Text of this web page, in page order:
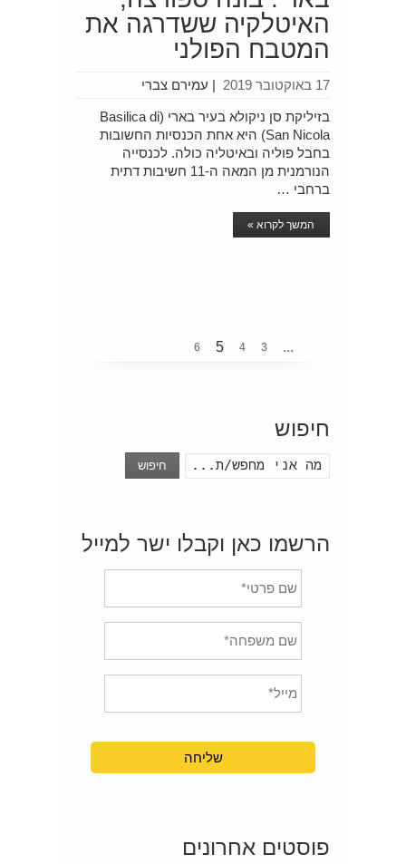
האיטלקיה ששדרגה את
המטבח הפולני
עמירם צברי | 17 באוקטובר 2019
בזיליקת סן ניקולא בעיר בארי (Basilica di
San Nicola) היא אחת הכנסיות החשובות
בחבל פוליה ובאיטליה כולה. לכנסייה
הנורמנית מן המאה ה-11 חשיבות דתית
ברחבי …
המשך לקרוא »
...
3
4
5
6
חיפוש
חיפוש
הרשמו כאן וקבלו ישר למייל
פוסטים אחרונים